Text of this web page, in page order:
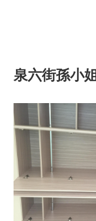
泉六街孫小姐